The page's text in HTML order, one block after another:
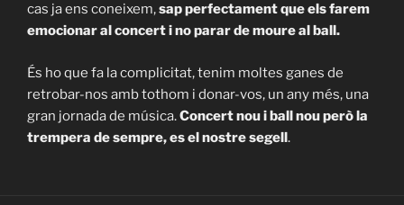
cas ja ens coneixem,sap perfectament que els farem
emocionar al concert i no parar de moure al ball.
És ho que fa la complicitat, tenim moltes ganes de
retrobar-nos amb tothom i donar-vos, un any més, una
gran jornada de música.Concert nou i ball nou peròla
trempera de sempre, es el nostre segell.